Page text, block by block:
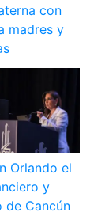
con
madres y
Orlando el
y
de Cancún